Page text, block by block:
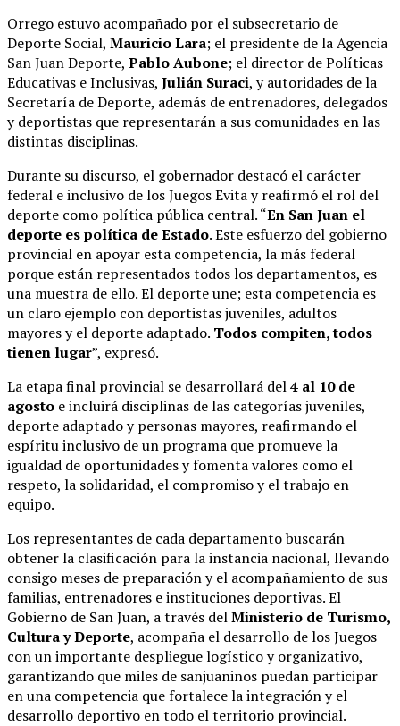
Orrego estuvo acompañado por el subsecretario de
Deporte Social, Mauricio Lara; el presidente de la Agencia
San Juan Deporte, Pablo Aubone; el director de Políticas
Educativas e Inclusivas, Julián Suraci, y autoridades de la
Secretaría de Deporte, además de entrenadores, delegados
y deportistas que representarán a sus comunidades en las
distintas disciplinas.
Durante su discurso, el gobernador destacó el carácter
federal e inclusivo de los Juegos Evita y reafirmó el rol del
deporte como política pública central. “En San Juan el
deporte es política de Estado. Este esfuerzo del gobierno
provincial en apoyar esta competencia, la más federal
porque están representados todos los departamentos, es
una muestra de ello. El deporte une; esta competencia es
un claro ejemplo con deportistas juveniles, adultos
mayores y el deporte adaptado. Todos compiten, todos
tienen lugar”, expresó.
La etapa final provincial se desarrollará del4 al 10 de
agosto e incluirá disciplinas de las categorías juveniles,
deporte adaptado y personas mayores, reafirmando el
espíritu inclusivo de un programa que promueve la
igualdad de oportunidades y fomenta valores como el
respeto, la solidaridad, el compromiso y el trabajo en
equipo.
Los representantes de cada departamento buscarán
obtener la clasificación para la instancia nacional, llevando
consigo meses de preparación y el acompañamiento de sus
familias, entrenadores e instituciones deportivas. El
Gobierno de San Juan, a través delMinisterio de Turismo,
Cultura y Deporte, acompaña el desarrollo de los Juegos
con un importante despliegue logístico y organizativo,
garantizando que miles de sanjuaninos puedan participar
en una competencia que fortalece la integración y el
desarrollo deportivo en todo el territorio provincial.